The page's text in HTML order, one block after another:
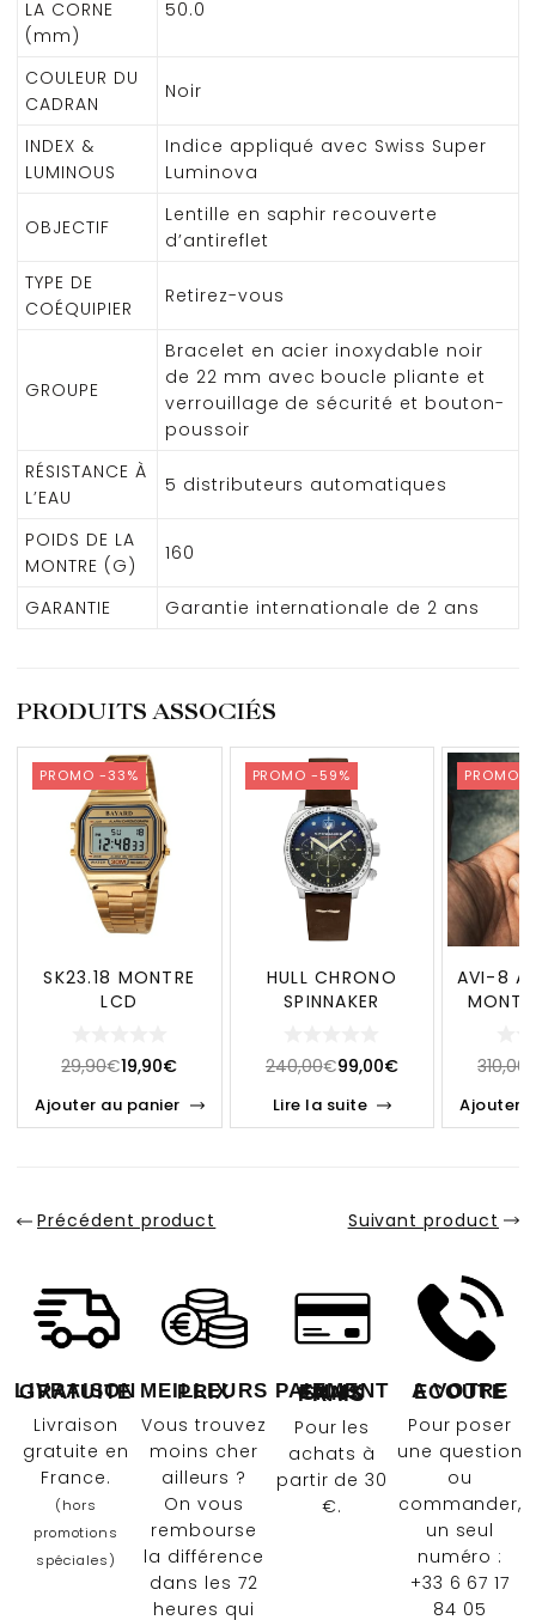
LA CORNE
(mm)
50.0
COULEUR DU
CADRAN
Noir
INDEX &
LUMINOUS
Indice appliqué avec Swiss Super
Luminova
OBJECTIF
Lentille en saphir recouverte
d’antireflet
TYPE DE
COÉQUIPIER
Retirez-vous
GROUPE
Bracelet en acier inoxydable noir
de 22 mm avec boucle pliante et
verrouillage de sécurité et bouton-
poussoir
RÉSISTANCE À
L’EAU
5 distributeurs automatiques
POIDS DE LA
MONTRE (G)
160
GARANTIE Garantie internationale de 2 ans
PRODUITS ASSOCIÉS
PROMO -33%
SK23.18 MONTRE
LCD
29,90€19,90€
Ajouter au panier
PROMO -59%
HULL CHRONO
SPINNAKER
240,00€99,00€
Lire la suite
PROMO
AVI-8
310,00
Ajouter
Précédent product Suivant product
LIVRAISON GRATUITE
Livraison
gratuite en
France.
(hors
promotions
spéciales)
MEILLEURS PRIX
Vous trouvez
moins cher
ailleurs ?
On vous
rembourse
la différence
dans les 72
heures qui
PAIEMENT EN 4X SANS FRAIS
Pour les
achats à
partir de 30
€.
A VOTRE ECOUTE
Pour poser
une question
ou
commander,
un seul
numéro :
+33 6 67 17
84 05